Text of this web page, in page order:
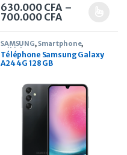
630.000 CFA –
700.000 CFAPlage de prix
Ce produit a plusieurs
SAMSUNG,Smartphone,
Téléphone
Téléphone Samsung Galaxy
A24 4G 128 GB